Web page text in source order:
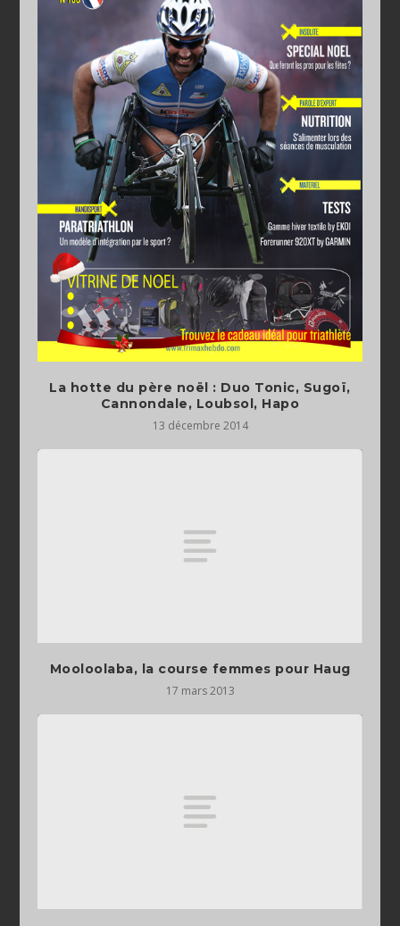
La hotte du père noël : Duo Tonic, Sugoï,
Cannondale, Loubsol, Hapo
13 décembre 2014
Mooloolaba, la course femmes pour Haug
17 mars 2013